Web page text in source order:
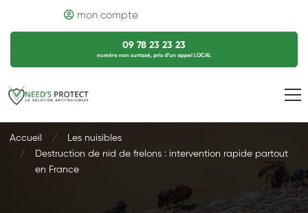
mon compte
09 78 23 23 23
numéro non surtaxé, prix d’un appel LOCAL
Accueil
Les nuisibles
Destruction de nid de frelons : intervention rapide partout
en France